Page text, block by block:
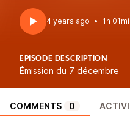
4 years ago • 1h
EPISODE DESCRIPTION
Émission du 7 décembre
COMMENTS 0